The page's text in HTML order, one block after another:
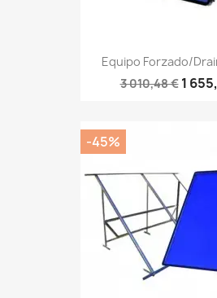
Equipo Forzado/
3 010,48 € 1
-45%